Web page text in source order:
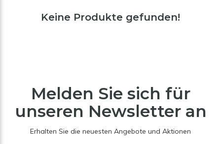
Keine Produkte gefunden!
Melden Sie sich für
unseren Newsletter an
Erhalten Sie die neuesten Angebote und Aktionen